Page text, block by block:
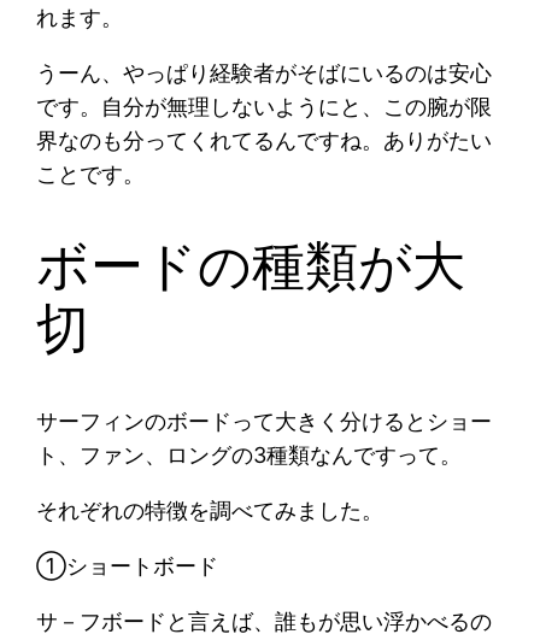
れます。
うーん、やっぱり経験者がそばにいるのは安心
です。自分が無理しないようにと、この腕が限
界なのも分ってくれてるんですね。ありがたい
ことです。
ボードの種類が大
切
サーフィンのボードって大きく分けるとショー
ト、ファン、ロングの3種類なんですって。
それぞれの特徴を調べてみました。
①ショートボード
サ－フボードと言えば、誰もが思い浮かべるの